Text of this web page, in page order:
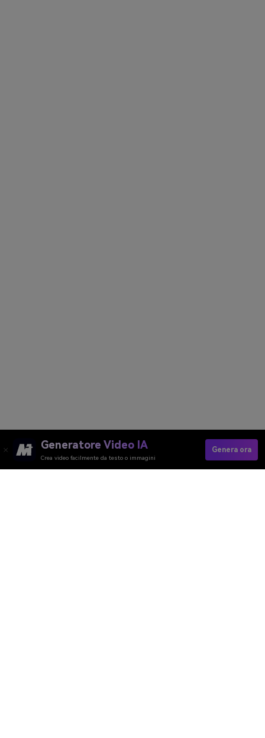
Generatore Video IA
Crea video facilmente da testo o immagini
Genera ora